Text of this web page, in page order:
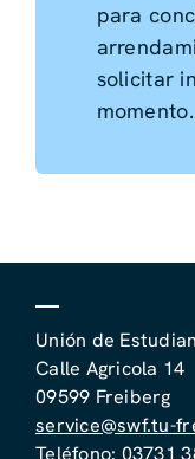
para
solicitar
momento.
Unión de
Calle Agricola 14
09599 Freiberg
service@swf.tu-
Teléfono: 03731